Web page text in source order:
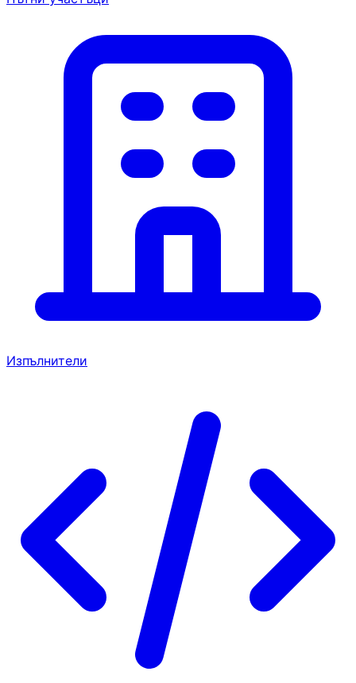
Изпълнители